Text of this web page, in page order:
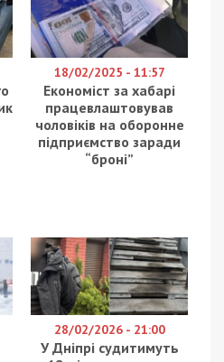
18/02/2025 - 11:57
Економіст за хабарі
працевлаштовував
чоловіків на оборонне
підприємство заради
“броні”
28/02/2026 - 21:00
У Дніпрі судитимуть